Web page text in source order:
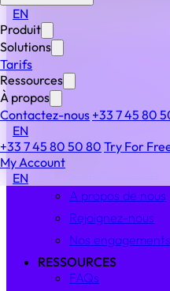
EN
Produit
Solutions
Tarifs
Ressources
À propos
Contactez-nous +33 7 45 80
EN
+33 7 45 80 50 80 Try For
My Account
EN
Pour les clients entreprise,
Manager dédié est prévu.
PRODUIT
Produit
Fonctionnalités
IA &
À PROPOS
A propos de nous
Rejoignez-nous
Nos engagements
RESSOURCES
FAQs